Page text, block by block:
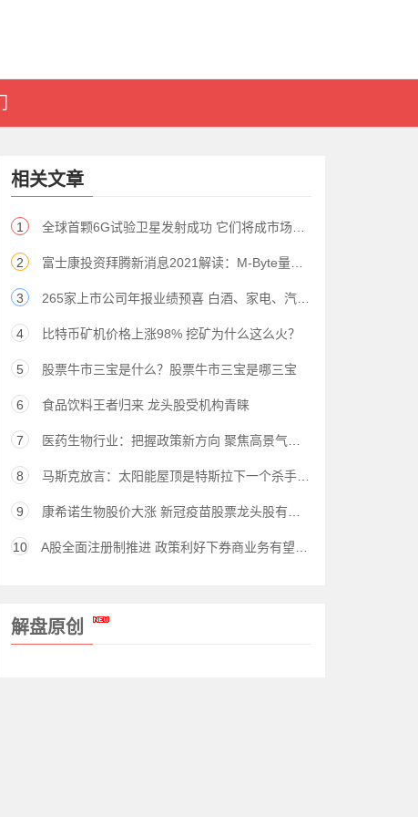
相关文章
1 全球首颗6G试验卫星发射成功 它们将成市场焦点（股）
2 富士康投资拜腾新消息2021解读：M-Byte量产时间曝光
3 265家上市公司年报业绩预喜 白酒、家电、汽车等消费行业向好
4 比特币矿机价格上涨98% 挖矿为什么这么火？
5 股票牛市三宝是什么？股票牛市三宝是哪三宝
6 食品饮料王者归来 龙头股受机构青睐
7 医药生物行业：把握政策新方向 聚焦高景气优质赛道
8 马斯克放言：太阳能屋顶是特斯拉下一个杀手级产品（股）
9 康希诺生物股价大涨 新冠疫苗股票龙头股有哪些？
10 A股全面注册制推进 政策利好下券商业务有望扩容
解盘原创